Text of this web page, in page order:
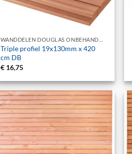
Triple profiel 19x130mm x 420
cm DB
€16,75